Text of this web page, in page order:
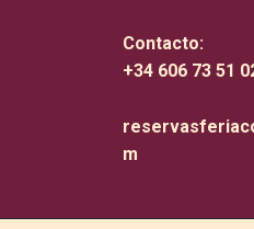
Contacto:
+34 606 73 51
m